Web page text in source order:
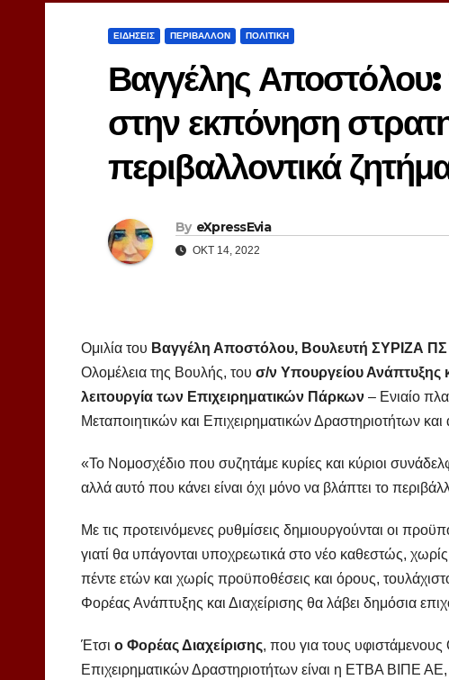
ΕΙΔΗΣΕΙΣ ΠΕΡΙΒΑΛΛΟΝ ΠΟΛΙΤΙΚΗ
Βαγγέλης Αποστόλου:
στην εκπόνηση
περιβαλλοντικά
By eXpressEvia
ΟΚΤ 14, 2022
Ομιλία του Βαγγέλη Αποστόλου, Βουλευτή ΣΥΡΙΖΑ
Ολομέλεια της Βουλής, του σ/ν Υπουργείου Ανάπτυξης
λειτουργία των Επιχειρηματικών Πάρκων – Ενιαίο
Μεταποιητικών και Επιχειρηματικών Δραστηριοτήτων και
«Το Νομοσχέδιο που συζητάμε κυρίες και κύριοι
αλλά αυτό που κάνει είναι όχι μόνο να βλάπτει το
Με τις προτεινόμενες ρυθμίσεις δημιουργούνται οι
γιατί θα υπάγονται υποχρεωτικά στο νέο καθεστώς,
πέντε ετών και χωρίς προϋποθέσεις και όρους,
Φορέας Ανάπτυξης και Διαχείρισης θα λάβει δημόσια
Έτσι ο Φορέας Διαχείρισης, που για τους
Επιχειρηματικών Δραστηριοτήτων είναι η ΕΤΒΑ ΒΙΠΕ